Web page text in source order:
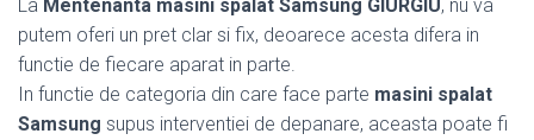
La Mentenanta masini spalat Samsung GIURGIU, nu va
putem oferi un pret clar si fix, deoarece acesta difera in
functie de fiecare aparat in parte.
In functie de categoria din care face parte masini spalat
Samsung supus interventiei de depanare, aceasta poate fi